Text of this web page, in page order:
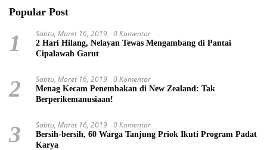
Popular Post
1 Sabtu, Maret 16, 2019 0 Komentar
2 Hari Hilang, Nelayan Tewas Mengambang di Pantai
Cipalawah Garut
2 Sabtu, Maret 16, 2019 0 Komentar
Menag Kecam Penembakan di New Zealand: Tak
Berperikemanusiaan!
3 Sabtu, Maret 16, 2019 0 Komentar
Bersih-bersih, 60 Warga Tanjung Priok Ikuti Program Padat
Karya